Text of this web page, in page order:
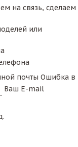
на связь, сделаем
или
почты Ошибка в
Ваш E-mail